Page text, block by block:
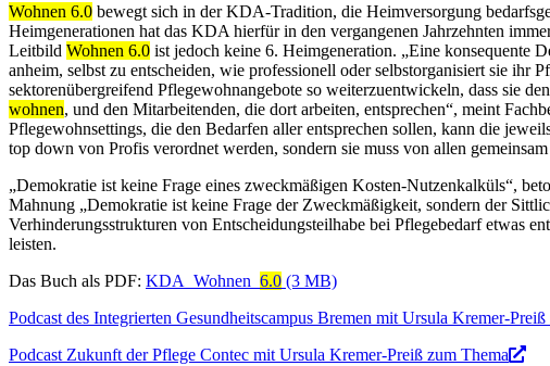
Wohnen 6.0 bewegt sich in der KDA-Tradition, die Heimversorgung
Heimgenerationen hat das KDA hierfür in den vergangenen Jahrzehnten
Leitbild Wohnen 6.0 ist jedoch keine 6. Heimgeneration. „Eine konsequente
anheim, selbst zu entscheiden, wie professionell oder selbstorganisiert sie ihr
sektorenübergreifend Pflegewohnangebote so weiterzuentwickeln, dass sie
wohnen, und den Mitarbeitenden, die dort arbeiten, entsprechen“, meint
Pflegewohnsettings, die den Bedarfen aller entsprechen sollen, kann die
top down von Profis verordnet werden, sondern sie muss von allen
„Demokratie ist keine Frage eines zweckmäßigen Kosten-Nutzenkalküls“,
Mahnung „Demokratie ist keine Frage der Zweckmäßigkeit, sondern der
Verhinderungsstrukturen von Entscheidungsteilhabe bei Pflegebedarf etwas
leisten.
Das Buch als PDF: KDA_Wohnen_ 6.0
Podcast des Integrierten Gesundheitscampus Bremen mit Ursula Kremer-
Podcast Zukunft der Pflege Contec mit Ursula Kremer-Preiß zum Thema